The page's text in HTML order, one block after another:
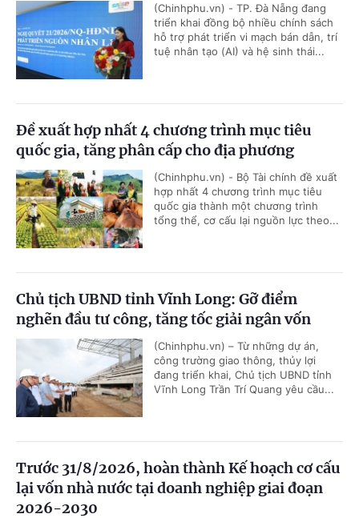
(Chinhphu.vn) - TP. Đà Nẵng đang
triển khai đồng bộ nhiều chính sách
hỗ trợ phát triển vi mạch bán dẫn, trí
tuệ nhân tạo (AI) và hệ sinh thái...
Đề xuất hợp nhất 4 chương trình mục tiêu
quốc gia, tăng phân cấp cho địa phương
(Chinhphu.vn) - Bộ Tài chính đề xuất
hợp nhất 4 chương trình mục tiêu
quốc gia thành một chương trình
tổng thể, cơ cấu lại nguồn lực theo...
Chủ tịch UBND tỉnh Vĩnh Long: Gỡ điểm
nghẽn đầu tư công, tăng tốc giải ngân vốn
(Chinhphu.vn) – Từ những dự án,
công trường giao thông, thủy lợi
đang triển khai, Chủ tịch UBND tỉnh
Vĩnh Long Trần Trí Quang yêu cầu...
Trước 31/8/2026, hoàn thành Kế hoạch cơ cấu
lại vốn nhà nước tại doanh nghiệp giai đoạn
2026-2030